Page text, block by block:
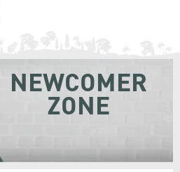
NEWCOMER
ZONE